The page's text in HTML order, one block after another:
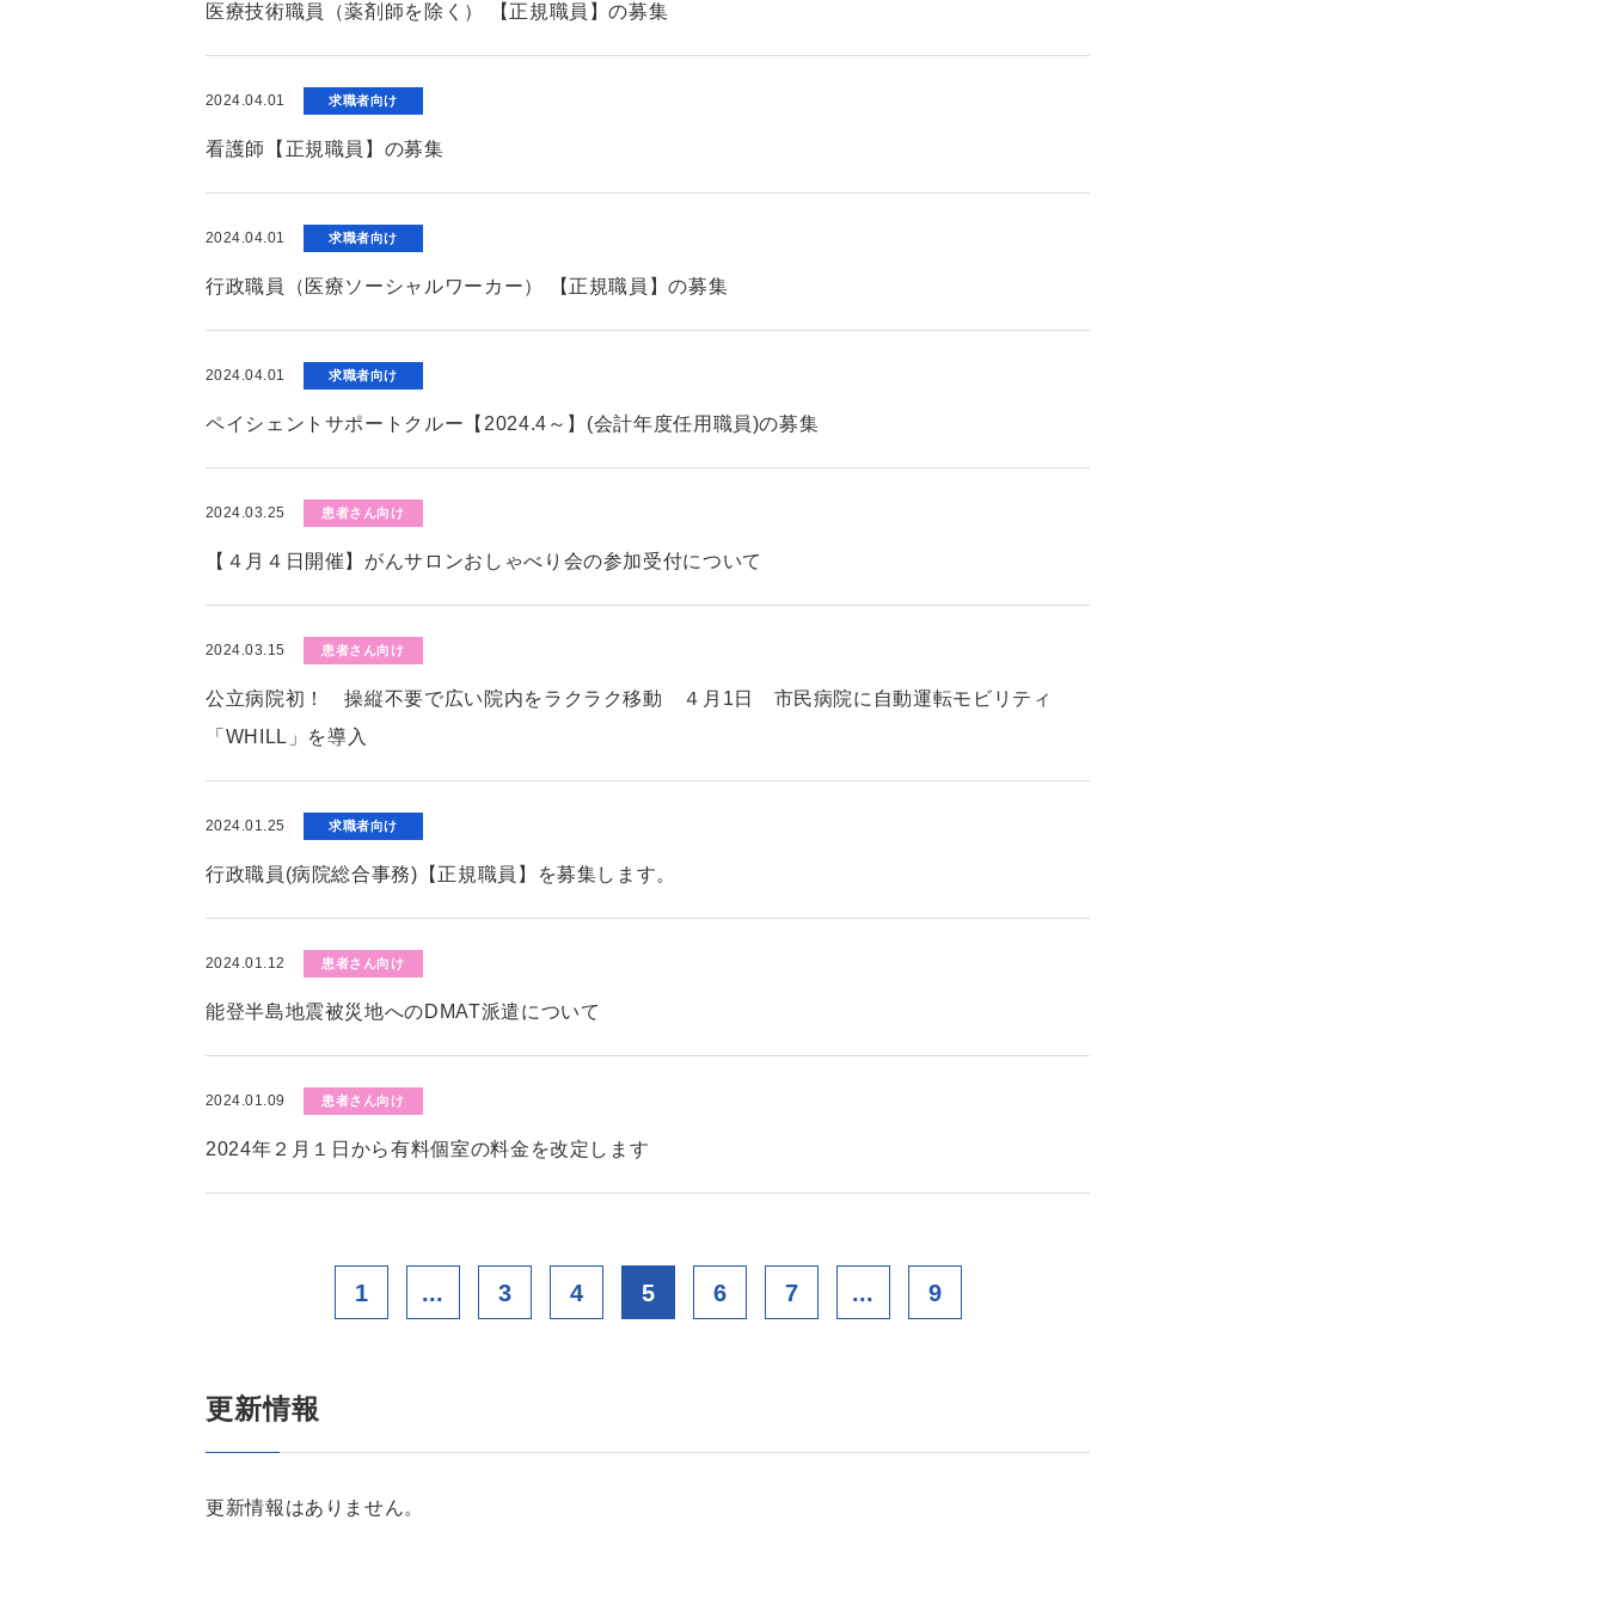
医療技術職員（薬剤師を除く） 【正規職員】の募集
2024.04.01 求職者向け
看護師【正規職員】の募集
2024.04.01 求職者向け
行政職員（医療ソーシャルワーカー） 【正規職員】の募集
2024.04.01 求職者向け
ペイシェントサポートクルー【2024.4～】(会計年度任用職員)の募集
2024.03.25 患者さん向け
【４月４日開催】がんサロンおしゃべり会の参加受付について
2024.03.15 患者さん向け
公立病院初！ 操縦不要で広い院内をラクラク移動 ４月1日 市民病院に自動運転モビリティ
「WHILL」を導入
2024.01.25 求職者向け
行政職員(病院総合事務)【正規職員】を募集します。
2024.01.12 患者さん向け
能登半島地震被災地へのDMAT派遣について
2024.01.09 患者さん向け
2024年２月１日から有料個室の料金を改定します
1 ... 3 4 5 6 7 ... 9
更新情報
更新情報はありません。